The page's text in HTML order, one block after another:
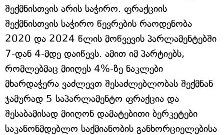
შექმნისთვის არის საჭირო. ფრაქციის
შექმნისთვის საჭირო წევრების რაოდენობა
2020 და 2024 წლის მოწვევის პარლამენტებში
7-დან 4-მდე დაიწევს. ამით იმ პარტიებს,
რომლებმაც მიიღეს 4%-ზე ნაკლები
მხარდაჭერა ვაძლევთ შესაძლებლობას შექმნან
ჯამურად 5 საპარლამენტო ფრაქცია და
შესაბამისად მიიღონ დამატებითი ბერკეტები
საკანონმდებლო საქმიანობის განხორციელებისა